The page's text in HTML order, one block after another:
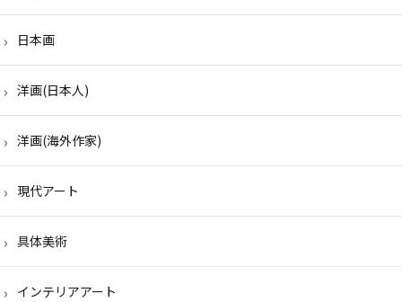
日本画
洋画(日本人)
洋画(海外作家)
現代アート
具体美術
インテリアアート